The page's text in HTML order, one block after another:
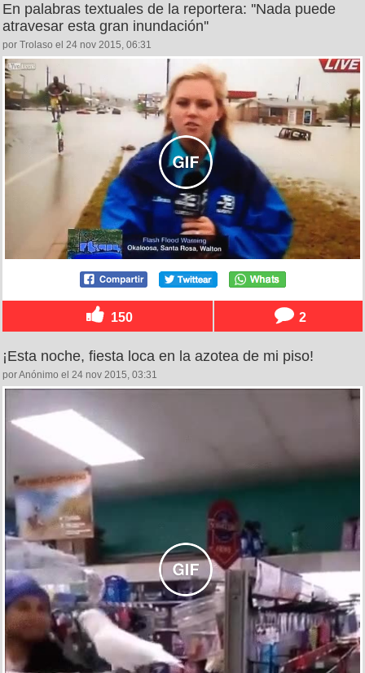
En palabras textuales de la reportera: ''Nada puede
atravesar esta gran inundación''
por Trolaso el 24 nov 2015, 06:31
150 2
¡Esta noche, fiesta loca en la azotea de mi piso!
por Anónimo el 24 nov 2015, 03:31